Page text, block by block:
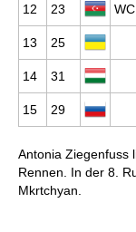
12 23
13 25
14 31
15 29
Antonia Ziegenfuss
Rennen. In der 8.
Mkrtchyan.